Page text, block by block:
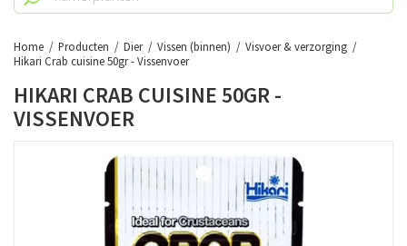
Home Producten Dier Vissen (binnen)
Visvoer & verzorging
Hikari Crab cuisine 50gr - Vissenvoer
HIKARI CRAB CUISINE 50GR -
VISSENVOER